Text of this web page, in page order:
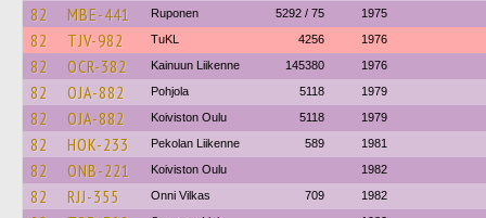
82 MBE-441 Ruponen 5292 / 75 1975
82 TJV-982 TuKL 4256 1976
82 OCR-382 Kainuun Liikenne 145380 1976
82 OJA-882 Pohjola 5118 1979
82 OJA-882 Koiviston Oulu 5118 1979
82 HOK-233 Pekolan Liikenne 589 1981
82 ONB-221 Koiviston Oulu 1982
82 RJJ-355 Onni Vilkas 709 1982